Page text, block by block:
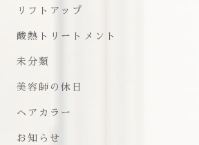
リフトアップ
酸熱トリートメント
未分類
美容師の休日
ヘアカラー
お知らせ